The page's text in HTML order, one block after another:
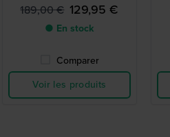
189,00 € 129,95 €
● En stock
Comparer
Voir les produits